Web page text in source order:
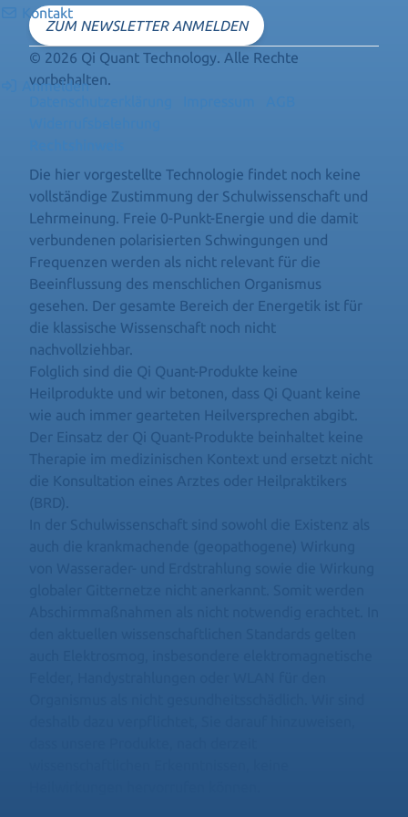
Kontakt
Anmelden
ZUM NEWSLETTER ANMELDEN
© 2026 Qi Quant Technology. Alle Rechte
vorbehalten.
Die hier vorgestellte Technologie findet noch keine
vollständige Zustimmung der Schulwissenschaft und
Lehrmeinung. Freie 0-Punkt-Energie und die damit
verbundenen polarisierten Schwingungen und
Frequenzen werden als nicht relevant für die
Beeinflussung des menschlichen Organismus
gesehen. Der gesamte Bereich der Energetik ist für
die klassische Wissenschaft noch nicht
nachvollziehbar.
Folglich sind die Qi Quant-Produkte keine
Heilprodukte und wir betonen, dass Qi Quant keine
wie auch immer gearteten Heilversprechen abgibt.
Der Einsatz der Qi Quant-Produkte beinhaltet keine
Therapie im medizinischen Kontext und ersetzt nicht
die Konsultation eines Arztes oder Heilpraktikers